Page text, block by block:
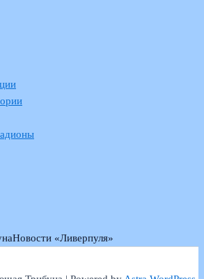
Новости «Ливерпуля»